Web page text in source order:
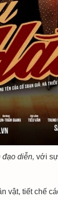
đạo diễn, với
vật, tiết chế